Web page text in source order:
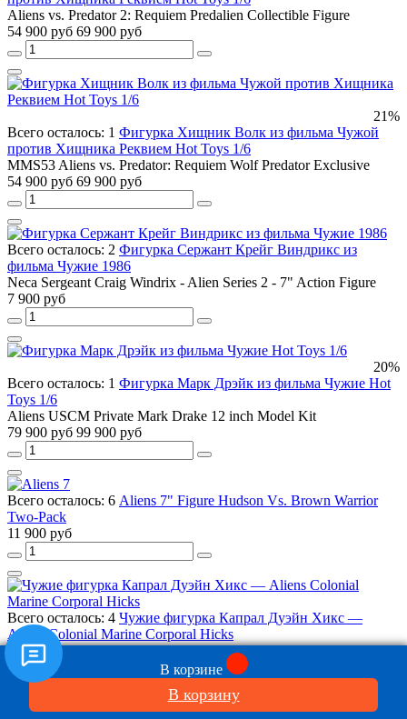
Aliens vs. Predator 2: Requiem Predalien Collectible Figure
54 900 руб 69 900 руб
21%
Всего осталось: 1 Фигурка Хищник Волк из фильма Чужой
против Хищника Реквием Hot Toys 1/6
MMS53 Aliens vs. Predator: Requiem Wolf Predator Exclusive
54 900 руб 69 900 руб
Всего осталось: 2 Фигурка Сержант Крейг Виндрикс из
фильма Чужие 1986
Neca Sergeant Craig Windrix - Alien Series 2 - 7" Action Figure
7 900 руб
20%
Всего осталось: 1 Фигурка Марк Дрэйк из фильма Чужие Hot
Toys 1/6
Aliens USCM Private Mark Drake 12 inch Model Kit
79 900 руб 99 900 руб
Всего осталось: 6 Aliens 7" Figure Hudson Vs. Brown Warrior
Two-Pack
11 900 руб
Всего осталось: 4 Чужие фигурка Капрал Дуэйн Хикс —
Aliens Colonial Marine Corporal Hicks
11 900 руб
В корзине
В корзину